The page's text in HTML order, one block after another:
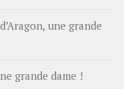
une grande
grande dame !